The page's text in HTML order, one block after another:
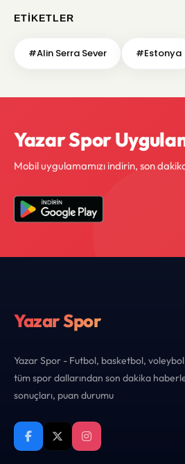
ETIKETLER
#Alin Serra Sever #Estonya
Yazar Spor
Mobil uygulamamızı indirin, son
Yazar Spor
Yazar Spor - Futbol, basketbol,
tüm spor dallarından son dakika
sonuçları, puan durumu